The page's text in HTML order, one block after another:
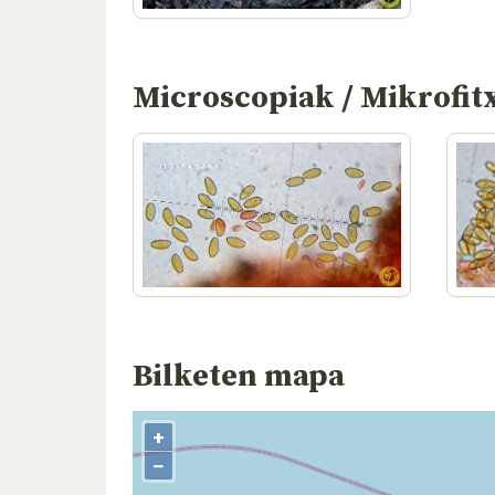
Microscopiak /
Bilketen mapa
+
−